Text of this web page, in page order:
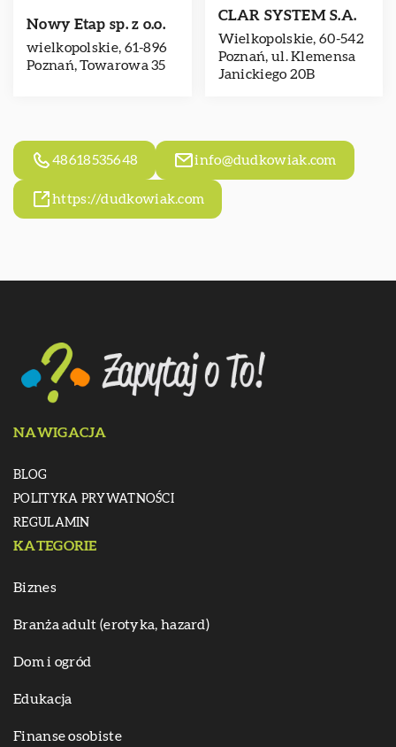
Nowy Etap sp. z o.o.
wielkopolskie, 61-896
Poznań, Towarowa 35
CLAR SYSTEM S.A.
Wielkopolskie, 60-542
Poznań, ul. Klemensa
Janickiego 20B
48618535648 info@dudkowiak.com
https://dudkowiak.com
NAWIGACJA
BLOG
POLITYKA PRYWATNOŚCI
REGULAMIN
KATEGORIE
Biznes
Branża adult (erotyka, hazard)
Dom i ogród
Edukacja
Finanse osobiste